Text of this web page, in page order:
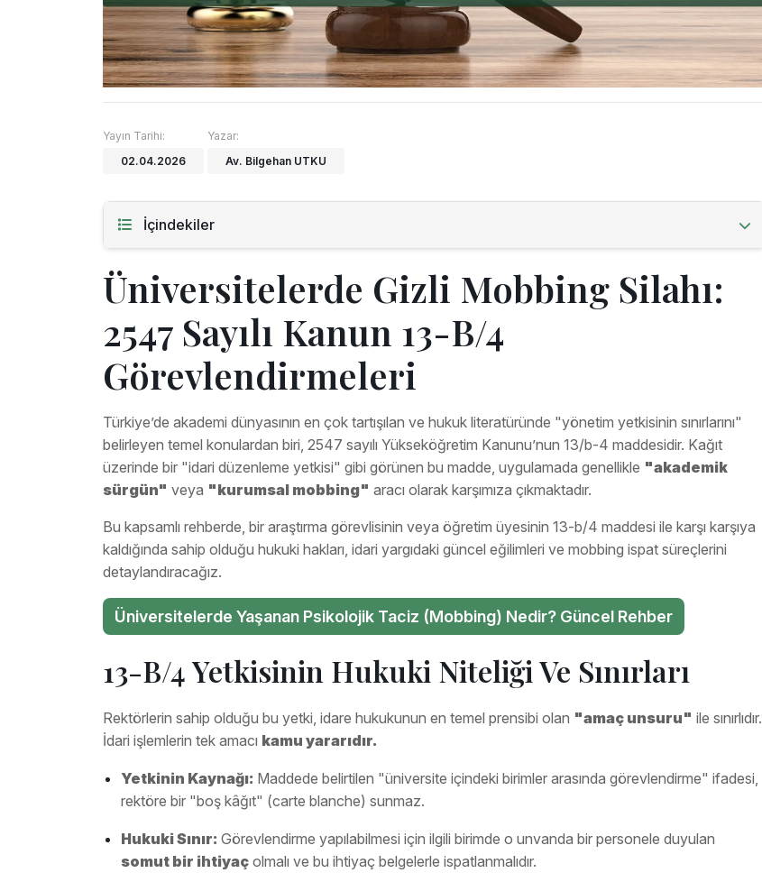
Yayın Tarihi:
02.04.2026
Yazar:
Av. Bilgehan UTKU
İçindekiler
Üniversitelerde Gizli Mobbing Silahı:
2547 Sayılı Kanun 13-B/4
Görevlendirmeleri
Türkiye’de akademi dünyasının en çok tartışılan ve hukuk literatüründe "yönetim yetkisinin sınırlarını"
belirleyen temel konulardan biri, 2547 sayılı Yükseköğretim Kanunu’nun 13/b-4 maddesidir. Kağıt
üzerinde bir "idari düzenleme yetkisi" gibi görünen bu madde, uygulamada genellikle "akademik
sürgün" veya "kurumsal mobbing" aracı olarak karşımıza çıkmaktadır.
Bu kapsamlı rehberde, bir araştırma görevlisinin veya öğretim üyesinin 13-b/4 maddesi ile karşı karşıya
kaldığında sahip olduğu hukuki hakları, idari yargıdaki güncel eğilimleri ve mobbing ispat süreçlerini
detaylandıracağız.
Üniversitelerde Yaşanan Psikolojik Taciz (Mobbing) Nedir? Güncel Rehber
13-B/4 Yetkisinin Hukuki Niteliği Ve Sınırları
Rektörlerin sahip olduğu bu yetki, idare hukukunun en temel prensibi olan "amaç unsuru" ile sınırlıdır.
İdari işlemlerin tek amacı kamu yararıdır.
Yetkinin Kaynağı: Maddede belirtilen "üniversite içindeki birimler arasında görevlendirme" ifadesi,
rektöre bir "boş kâğıt" (carte blanche) sunmaz.
Hukuki Sınır: Görevlendirme yapılabilmesi için ilgili birimde o unvanda bir personele duyulan
somut bir ihtiyaç olmalı ve bu ihtiyaç belgelerle ispatlanmalıdır.